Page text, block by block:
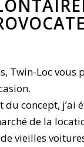
Twin-Loc vous
du concept, j’ai
de la
vieilles